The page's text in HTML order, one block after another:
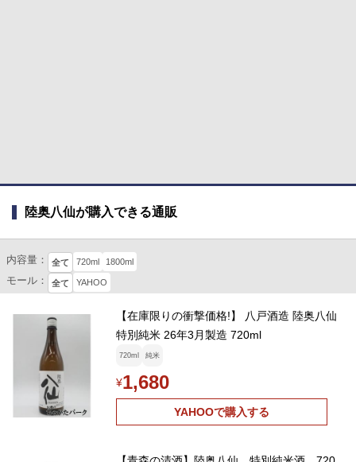
陸奥八仙が購入できる通販
内容量： 全て 720ml 1800ml
モール： 全て YAHOO
【在庫限りの衝撃価格!】 八戸酒造 陸奥八仙
特別純米 26年3月製造 720ml
720ml 純米
¥1,680
YAHOOで購入する